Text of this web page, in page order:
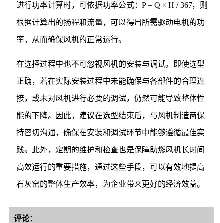
进行功率计算时，可依据功率公式：P = Q × H / 367，则
根据计算出的扬程和流量，可以得出所需驱动电机的功
率，从而确保风机的正常运行。
在选择过程中也不可忽视风机的安装与调试。即使选型
正确，若在实际安装过程中未能确保与各部件的合理连
接，或未对风机进行必要的调试，仍然可能导致整体性
能的下降。因此，建议在选型结束后，与风机制造商保
持密切沟通，确保在安装和调试环节中能够遵循最佳实
践。此外，定期的维护和检查也是保障助燃风机长时间
高效运行的重要措施，通过这些手段，可以有效地提高
石灰窑的整体生产效率，为企业带来更好的经济效益。
评论：